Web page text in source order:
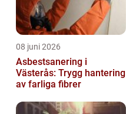
08 juni 2026
Asbestsanering i
Västerås: Trygg hantering
av farliga fibrer